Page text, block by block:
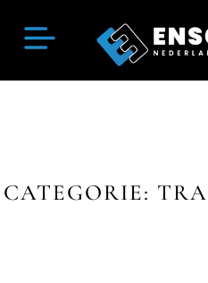
CATEGORIE: